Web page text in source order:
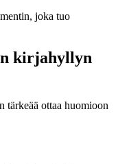
joka tuo
kirjahyllyn
tärkeää ottaa huomioon